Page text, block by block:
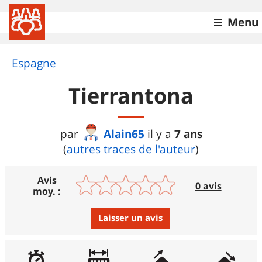
Menu
Espagne
Tierrantona
par Alain65 il y a 7 ans
(autres traces de l'auteur)
Avis
moy. :
0 avis
Laisser un avis